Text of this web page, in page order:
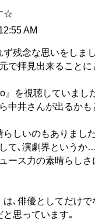
☆
AM
残念な思いをしま
で拝見出来ること
』を視聴していまし
中井さんが出るか
しいのもありまし
て､演劇界というか
ース力の素晴らし
､俳優としてだけ
思っています｡